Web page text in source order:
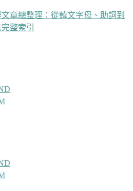
章總整理：從韓文字母、助詞到
整索引